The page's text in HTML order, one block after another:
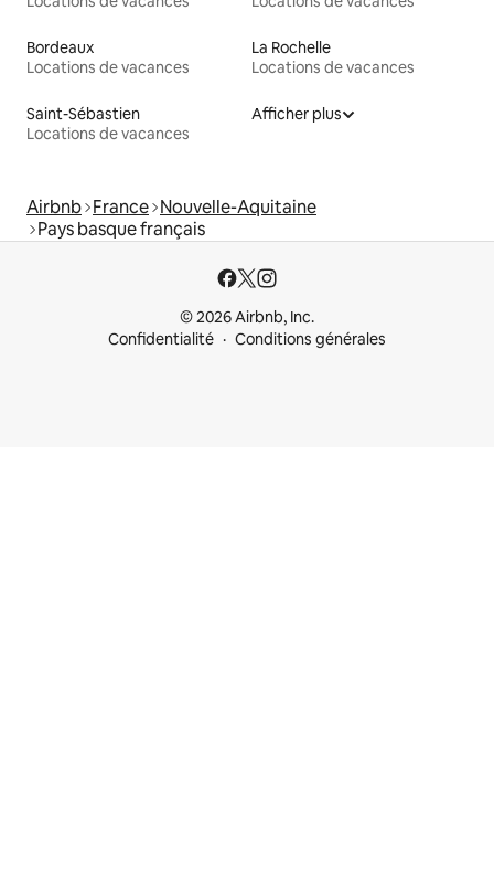
Bordeaux
Locations de vacances
La Rochelle
Locations de vacances
Saint-Sébastien
Locations de vacances
Afficher plus
Airbnb France Nouvelle-Aquitaine
Pays basque français
© 2026 Airbnb, Inc.
Confidentialité
Conditions générales